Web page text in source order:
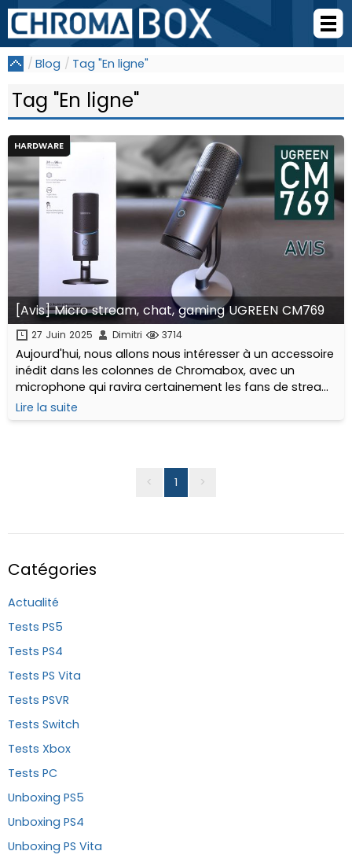
Blog Tag "En ligne"
Tag "En ligne"
HARDWARE
[Avis] Micro stream, chat, gaming UGREEN CM769
27 Juin 2025 Dimitri 3714
Aujourd'hui, nous allons nous intéresser à un accessoire
inédit dans les colonnes de Chromabox, avec un
microphone qui ravira certainement les fans de stream,
chat vocal, podcasts et plus généralement les gamers.
Le CM769 de chez UGREEN
Lire la suite
< 1 >
Catégories
Actualité
Tests PS5
Tests PS4
Tests PS Vita
Tests PSVR
Tests Switch
Tests Xbox
Tests PC
Unboxing PS5
Unboxing PS4
Unboxing PS Vita